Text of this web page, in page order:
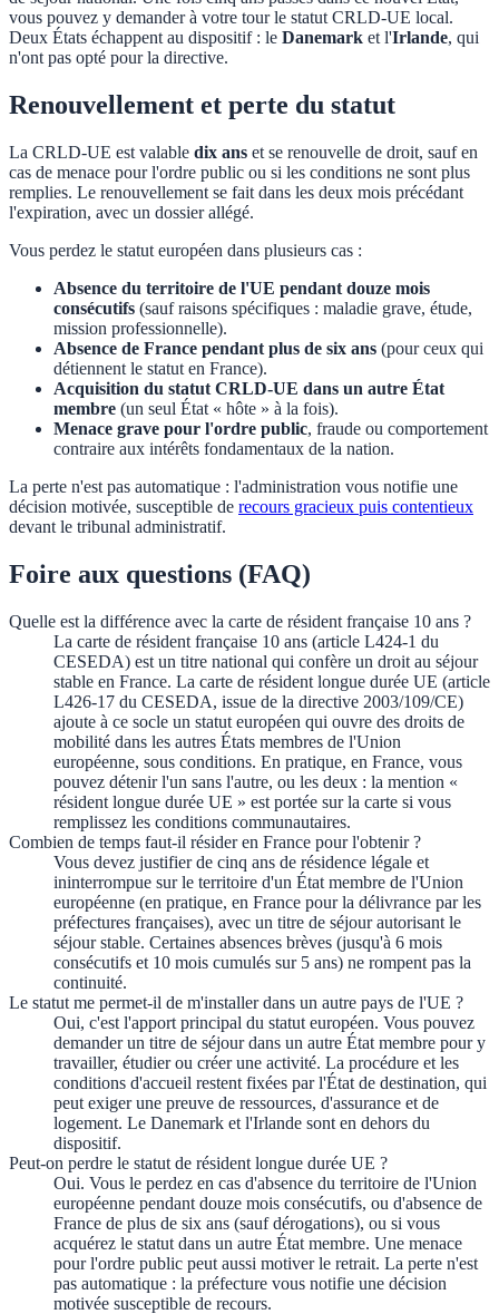
vous pouvez y demander à votre tour le statut CRLD-UE local.
Deux États échappent au dispositif : le Danemark et l'Irlande, qui
n'ont pas opté pour la directive.
Renouvellement et perte du statut
La CRLD-UE est valable dix ans et se renouvelle de droit, sauf en
cas de menace pour l'ordre public ou si les conditions ne sont plus
remplies. Le renouvellement se fait dans les deux mois précédant
l'expiration, avec un dossier allégé.
Vous perdez le statut européen dans plusieurs cas :
Absence du territoire de l'UE pendant douze mois
consécutifs (sauf raisons spécifiques : maladie grave, étude,
mission professionnelle).
Absence de France pendant plus de six ans (pour ceux qui
détiennent le statut en France).
Acquisition du statut CRLD-UE dans un autre État
membre (un seul État « hôte » à la fois).
Menace grave pour l'ordre public, fraude ou comportement
contraire aux intérêts fondamentaux de la nation.
La perte n'est pas automatique : l'administration vous notifie une
décision motivée, susceptible de recours gracieux puis contentieux
devant le tribunal administratif.
Foire aux questions (FAQ)
Quelle est la différence avec la carte de résident française 10 ans ?
La carte de résident française 10 ans (article L424-1 du
CESEDA) est un titre national qui confère un droit au séjour
stable en France. La carte de résident longue durée UE (article
L426-17 du CESEDA, issue de la directive 2003/109/CE)
ajoute à ce socle un statut européen qui ouvre des droits de
mobilité dans les autres États membres de l'Union
européenne, sous conditions. En pratique, en France, vous
pouvez détenir l'un sans l'autre, ou les deux : la mention «
résident longue durée UE » est portée sur la carte si vous
remplissez les conditions communautaires.
Combien de temps faut-il résider en France pour l'obtenir ?
Vous devez justifier de cinq ans de résidence légale et
ininterrompue sur le territoire d'un État membre de l'Union
européenne (en pratique, en France pour la délivrance par les
préfectures françaises), avec un titre de séjour autorisant le
séjour stable. Certaines absences brèves (jusqu'à 6 mois
consécutifs et 10 mois cumulés sur 5 ans) ne rompent pas la
continuité.
Le statut me permet-il de m'installer dans un autre pays de l'UE ?
Oui, c'est l'apport principal du statut européen. Vous pouvez
demander un titre de séjour dans un autre État membre pour y
travailler, étudier ou créer une activité. La procédure et les
conditions d'accueil restent fixées par l'État de destination, qui
peut exiger une preuve de ressources, d'assurance et de
logement. Le Danemark et l'Irlande sont en dehors du
dispositif.
Peut-on perdre le statut de résident longue durée UE ?
Oui. Vous le perdez en cas d'absence du territoire de l'Union
européenne pendant douze mois consécutifs, ou d'absence de
France de plus de six ans (sauf dérogations), ou si vous
acquérez le statut dans un autre État membre. Une menace
pour l'ordre public peut aussi motiver le retrait. La perte n'est
pas automatique : la préfecture vous notifie une décision
motivée susceptible de recours.